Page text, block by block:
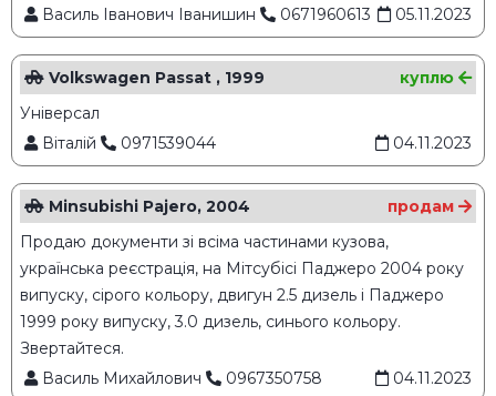
Василь Іванович Іванишин
0671960613 05.11.2023
Volkswagen Passat , 1999
куплю
Універсал
Віталій
0971539044 04.11.2023
Minsubishi Pajero, 2004
продам
Продаю документи зі всіма частинами кузова,
українська реєстрація, на Мітсубісі Паджеро 2004 року
випуску, сірого кольору, двигун 2.5 дизель і Паджеро
1999 року випуску, 3.0 дизель, синього кольору.
Звертайтеся.
Василь Михайлович
0967350758 04.11.2023